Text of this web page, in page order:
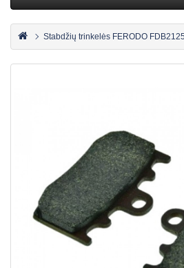
Stabdžių trinkelės FERODO